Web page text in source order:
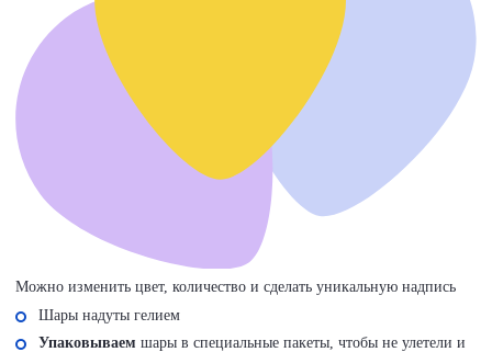
Можно изменить цвет, количество и сделать уникальную надпись
Шары надуты гелием
Упаковываем шары в специальные пакеты, чтобы не улетели и